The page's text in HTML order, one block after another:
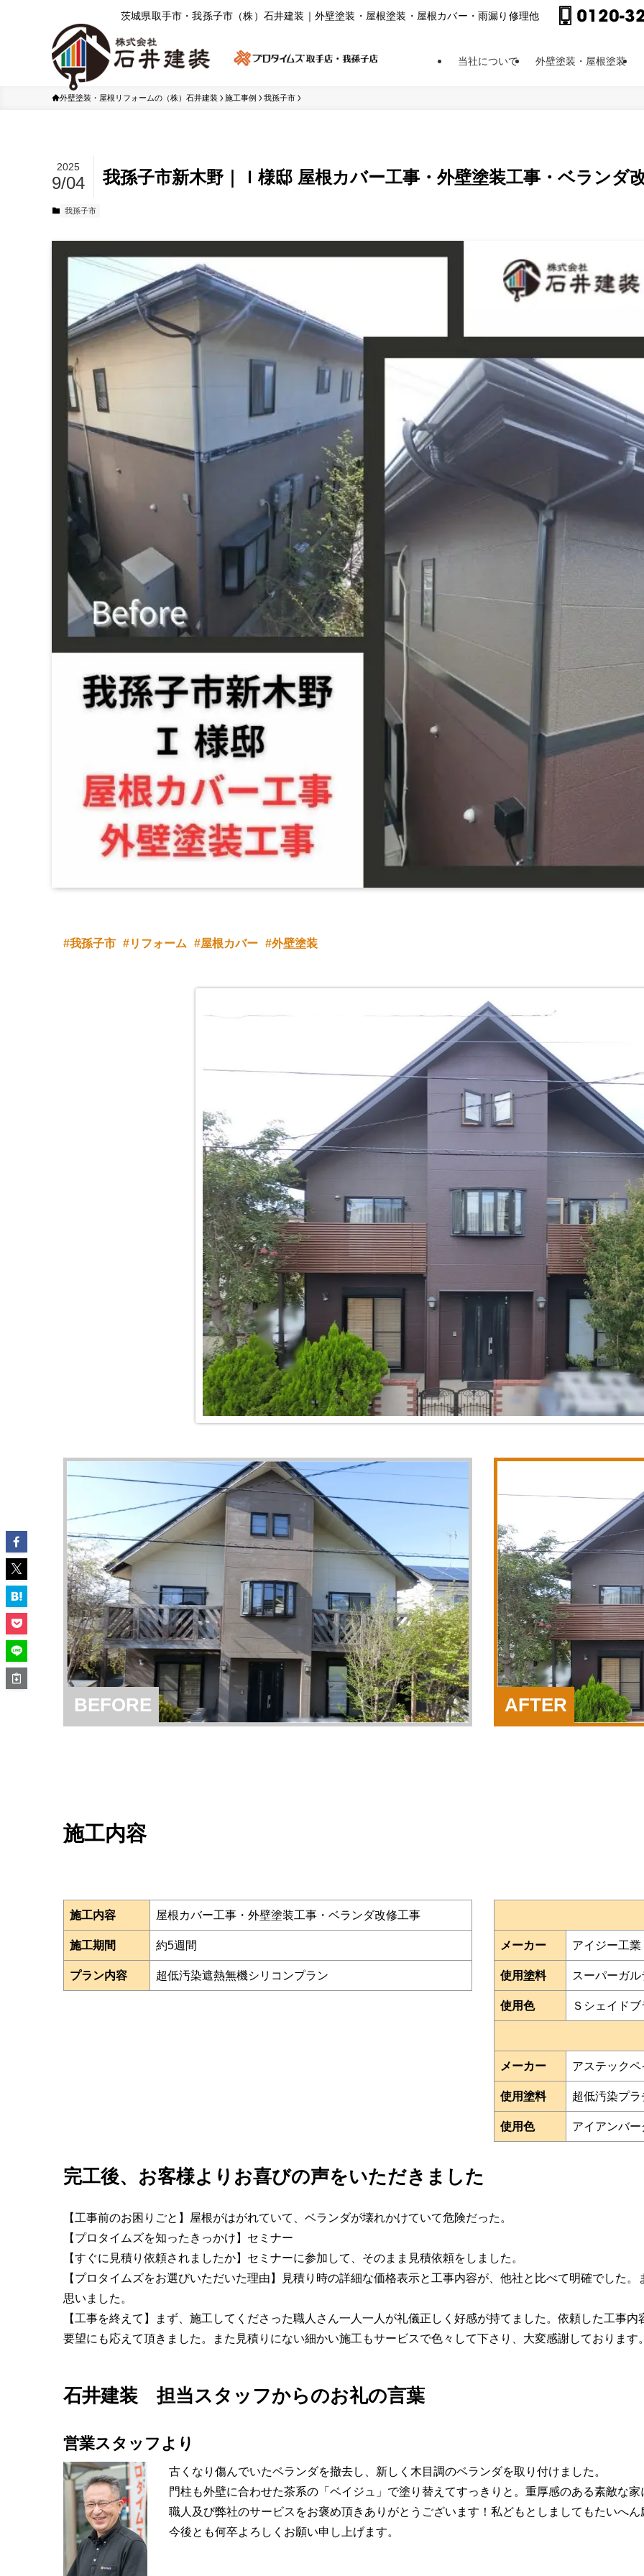
茨城県取⼿市・我孫⼦市（株）⽯井建装｜外壁塗装・屋根塗装・屋根カバー・⾬漏り修理他
当社について 外壁塗装・屋根塗装
外壁塗装・屋根リフォームの（株）石井建装 施工事例 我孫子市
我孫子市新木野｜Ｉ様邸 屋根カバー工事・外壁塗装工事・ベランダ
2025
9/04
我孫子市
我孫子市 リフォーム 屋根カバー 外壁塗装
BEFORE AFTER
施工内容
施工内容 屋根カバー工事・外壁塗装工事・ベランダ改修工事
施工期間 約5週間
プラン内容 超低汚染遮熱無機シリコンプラン
メーカー アイジー工業
使用塗料 スーパーガ
使用色 Ｓシェイド
メーカー アステックペ
使用塗料 超低汚染プ
使用色 アイアンバ
完工後、お客様よりお喜びの声をいただきました
【工事前のお困りごと】屋根がはがれていて、ベランダが壊れかけていて危険だった。
【プロタイムズを知ったきっかけ】セミナー
【すぐに見積り依頼されましたか】セミナーに参加して、そのまま見積依頼をしました。
【プロタイムズをお選びいただいた理由】見積り時の詳細な価格表示と工事内容が、他社と比べて明確でした
思いました。
【工事を終えて】まず、施工してくださった職人さん一人一人が礼儀正しく好感が持てました。依頼した工事
要望にも応えて頂きました。また見積りにない細かい施工もサービスで色々して下さり、大変感謝しております
石井建装 担当スタッフからのお礼の言葉
営業スタッフより
古くなり傷んでいたベランダを撤去し、新しく木目調のベランダを取り付けました。
門柱も外壁に合わせた茶系の「ベイジュ」で塗り替えてすっきりと。重厚感のある素敵な
職人及び弊社のサービスをお褒め頂きありがとうございます！私どもとしましてもたいへ
今後とも何卒よろしくお願い申し上げます。